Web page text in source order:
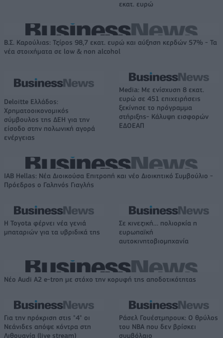
εκατ. ευρώ
Β.Σ. Καρούλιας: Τζίρος 98,7 εκατ. ευρώ και αύξηση κερδών 57% - Τα
νέα στοιχήματα σε low & non alcohol
Deloitte Ελλάδος:
Χρηματοοικονομικός
σύμβουλος της ΔΕΗ για την
είσοδο στην πολωνική αγορά
ενέργειας
Media: Με ενίσχυση 8 εκατ.
ευρώ σε 451 επιχειρήσεις
ξεκίνησε το πρόγραμμα
στήριξης- Κάλυψη εισφορών
ΕΔΟΕΑΠ
IAB Hellas: Νέα Διοικούσα Επιτροπή και νέο Διοικητικό Συμβούλιο -
Πρόεδρος ο Γαληνός Γιαγλής
Η Toyota φέρνει νέα γενιά
μπαταριών για τα υβριδικά της
Σε κινεζική… πολιορκία η
ευρωπαϊκή
αυτοκινητοβιομηχανία
Νέο Audi A2 e-tron με στόχο την κορυφή της αποδοτικότητας
Για την πρόκριση στις "4" οι
Νεάνιδες απόψε κόντρα στη
Λιθουανία (live stream)
Ράσελ Γουέστμπρουκ: Ο θρύλος
του NBA που δεν βρίσκει
συμβόλαιο